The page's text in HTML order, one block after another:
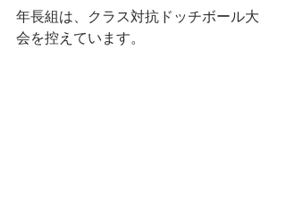
年長組は、クラス対抗ドッチボール大
会を控えています。